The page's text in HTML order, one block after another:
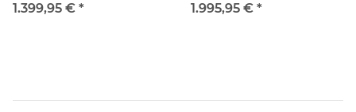
1.399,95 € *
1.995,95 € *